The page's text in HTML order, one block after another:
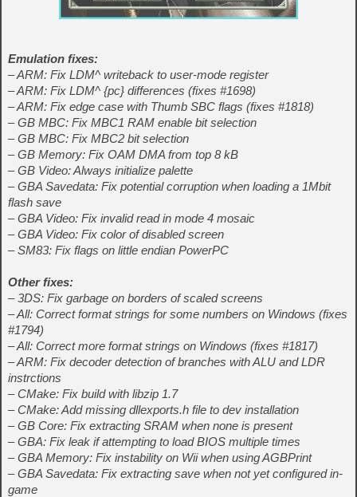
Emulation fixes:
– ARM: Fix LDM^ writeback to user-mode register
– ARM: Fix LDM^ {pc} differences (fixes #1698)
– ARM: Fix edge case with Thumb SBC flags (fixes #1818)
– GB MBC: Fix MBC1 RAM enable bit selection
– GB MBC: Fix MBC2 bit selection
– GB Memory: Fix OAM DMA from top 8 kB
– GB Video: Always initialize palette
– GBA Savedata: Fix potential corruption when loading a 1Mbit
flash save
– GBA Video: Fix invalid read in mode 4 mosaic
– GBA Video: Fix color of disabled screen
– SM83: Fix flags on little endian PowerPC
Other fixes:
– 3DS: Fix garbage on borders of scaled screens
– All: Correct format strings for some numbers on Windows (fixes
#1794)
– All: Correct more format strings on Windows (fixes #1817)
– ARM: Fix decoder detection of branches with ALU and LDR
instrctions
– CMake: Fix build with libzip 1.7
– CMake: Add missing dllexports.h file to dev installation
– GB Core: Fix extracting SRAM when none is present
– GBA: Fix leak if attempting to load BIOS multiple times
– GBA Memory: Fix instability on Wii when using AGBPrint
– GBA Savedata: Fix extracting save when not yet configured in-
game